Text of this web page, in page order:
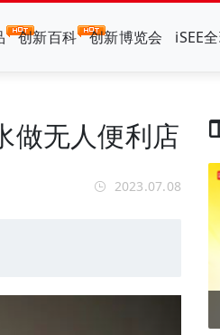
创新百科 创新博览会 iSEE
做无人便利店
2023.07.08